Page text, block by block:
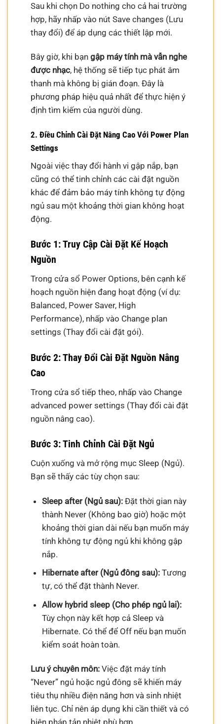
Sau khi chọn Do nothing cho cả hai trường
hợp, hãy nhấp vào nút Save changes (Lưu
thay đổi) để áp dụng các thiết lập mới.
Bây giờ, khi bạngập máy tính mà vẫn nghe
được nhạc, hệ thống sẽ tiếp tục phát âm
thanh mà không bị gián đoạn. Đây là
phương pháp hiệu quả nhất để thực hiện ý
định tìm kiếm của người dùng.
2. Điều Chỉnh Cài Đặt Nâng Cao Với Power Plan
Settings
Ngoài việc thay đổi hành vi gập nắp, bạn
cũng có thể tinh chỉnh các cài đặt nguồn
khác để đảm bảo máy tính không tự động
ngủ sau một khoảng thời gian không hoạt
động.
Bước 1: Truy Cập Cài Đặt Kế Hoạch
Nguồn
Trong cửa sổ Power Options, bên cạnh kế
hoạch nguồn hiện đang hoạt động (ví dụ:
Balanced, Power Saver, High
Performance), nhấp vào Change plan
settings (Thay đổi cài đặt gói).
Bước 2: Thay Đổi Cài Đặt Nguồn Nâng
Cao
Trong cửa sổ tiếp theo, nhấp vào Change
advanced power settings (Thay đổi cài đặt
nguồn nâng cao).
Bước 3: Tinh Chỉnh Cài Đặt Ngủ
Cuộn xuống và mở rộng mục Sleep (Ngủ).
Bạn sẽ thấy các tùy chọn sau:
Sleep after (Ngủ sau):Đặt thời gian này
thành Never (Không bao giờ) hoặc một
khoảng thời gian dài nếu bạn muốn máy
tính không tự động ngủ khi không gập
nắp.
Hibernate after (Ngủ đông sau):Tương
tự, có thể đặt thành Never.
Allow hybrid sleep (Cho phép ngủ lai):
Tùy chọn này kết hợp cả Sleep và
Hibernate. Có thể để Off nếu bạn muốn
kiểm soát hoàn toàn.
Lưu ý chuyên môn: Việc đặt máy tính
“Never” ngủ hoặc ngủ đông sẽ khiến máy
tiêu thụ nhiều điện năng hơn và sinh nhiệt
liên tục. Chỉ nên áp dụng khi cần thiết và có